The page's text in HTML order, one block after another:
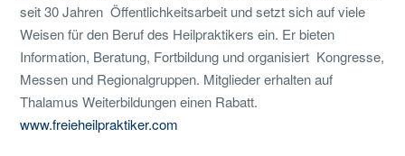
seit 30 Jahren Öffentlichkeitsarbeit und setzt sich auf viele
Weisen für den Beruf des Heilpraktikers ein. Er bieten
Information, Beratung, Fortbildung und organisiert Kongresse,
Messen und Regionalgruppen. Mitglieder erhalten auf
Thalamus Weiterbildungen einen Rabatt.
www.freieheilpraktiker.com